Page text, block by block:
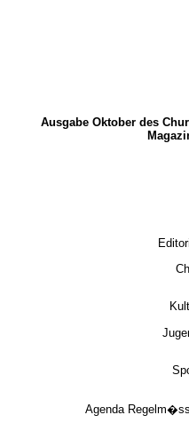
Ausgabe Oktober des
Agenda